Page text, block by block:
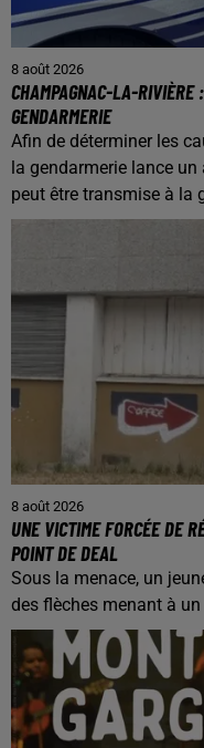
8 août 2026
CHAMPAGNAC-LA-
GENDARMERIE
Afin de déterminer les
la gendarmerie lance
peut être transmise à la
8 août 2026
UNE VICTIME FORCÉE DE
POINT DE DEAL
Sous la menace, un
des flèches menant à